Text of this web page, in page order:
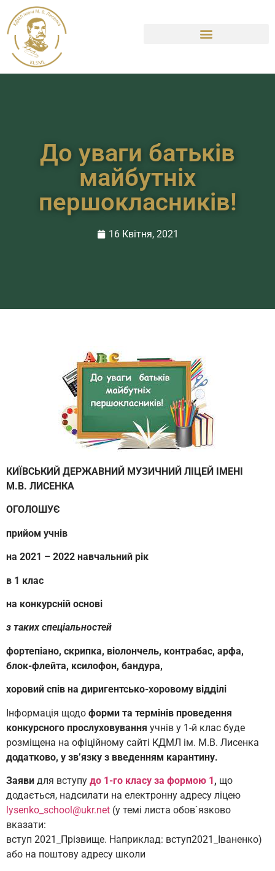
До уваги батьків
майбутніх
першокласників!
16 Квітня, 2021
КИЇВСЬКИЙ ДЕРЖАВНИЙ МУЗИЧНИЙ ЛІЦЕЙ ІМЕНІ
М.В. ЛИСЕНКА
ОГОЛОШУЄ
прийом учнів
на 2021 – 2022 навчальний рік
в 1 клас
на конкурсній основі
з таких спеціальностей
фортепіано, скрипка, віолончель, контрабас, арфа,
блок-флейта, ксилофон, бандура,
хоровий спів на диригентсько-хоровому відділі
Інформація щодо форми та термінів проведення
конкурсного прослуховування учнів у 1-й клас буде
розміщена на офіційному сайті КДМЛ ім. М.В. Лисенка
додатково, у зв’язку з введенням карантину.
Заяви для вступу до 1-го класу за формою 1, що
додається, надсилати на електронну адресу ліцею
lysenko_school@ukr.net (у темі листа обов`язково
вказати:
вступ 2021_Прізвище. Наприклад: вступ2021_Іваненко)
або на поштову адресу школи